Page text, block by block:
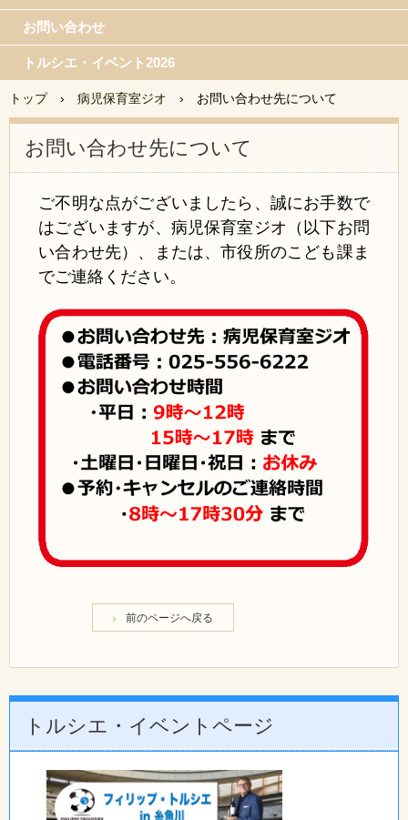
お問い合わせ
トルシエ・イベント2026
トップ › 病児保育室ジオ › お問い合わせ先について
お問い合わせ先について
ご不明な点がございましたら、誠にお手数で
はございますが、病児保育室ジオ（以下お問
い合わせ先）、または、市役所のこども課ま
でご連絡ください。
前のページへ戻る
トルシエ・イベントページ